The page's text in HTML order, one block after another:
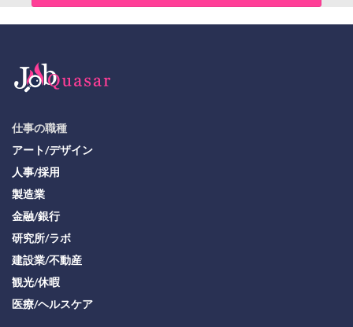
仕事の職種
アート/デザイン
人事/採用
製造業
金融/銀行
研究所/ラボ
建設業/不動産
観光/休暇
医療/ヘルスケア